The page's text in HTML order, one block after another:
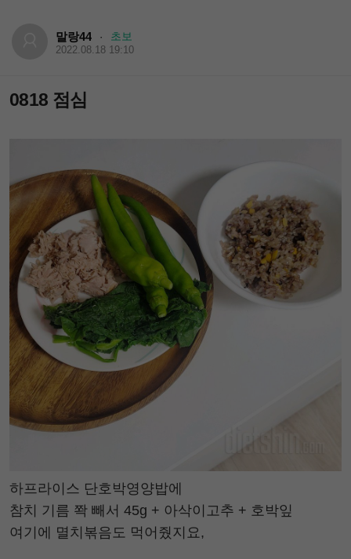
말랑44 · 초보
2022.08.18 19:10
0818 점심
하프라이스 단호박영양밥에
참치 기름 쫙 빼서 45g + 아삭이고추 + 호박잎
여기에 멸치볶음도 먹어줬지요,